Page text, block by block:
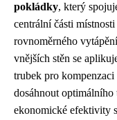
pokládky, který
centrální části
rovnoměrného
vnějších stěn se
trubek pro
dosáhnout
ekonomické efektivity